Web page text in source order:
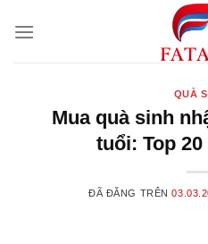
đến
QUÀ
Mua quà sinh
tuổi: Top
ĐÃ ĐĂNG TRÊN